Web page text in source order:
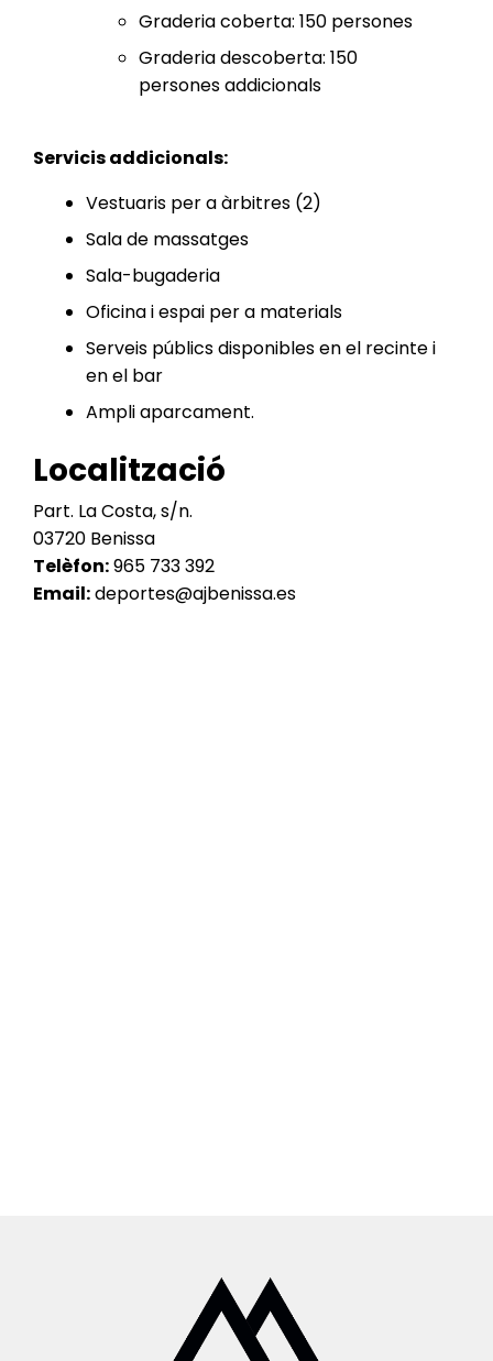
Graderia coberta: 150 persones
Graderia descoberta: 150
persones addicionals
Servicis addicionals:
Vestuaris per a àrbitres (2)
Sala de massatges
Sala-bugaderia
Oficina i espai per a materials
Serveis públics disponibles en el recinte i
en el bar
Ampli aparcament.
Localització
Part. La Costa, s/n.
03720 Benissa
Telèfon:965 733 392
Email:deportes@ajbenissa.es